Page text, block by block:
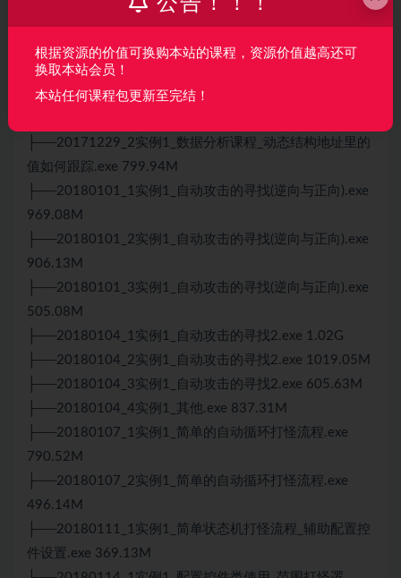
├──20171229_1实例1_上一节课代码错误解答.exe
361.81M
├──20171229_1实例1_数据分析课程_动态结构地址里的
├──20171229_2实例1_数据分析课程_动态结构地址里的
值如何跟踪.exe 799.94M
├──20180101_1实例1_自动攻击的寻找(逆向与正向).exe
969.08M
├──20180101_2实例1_自动攻击的寻找(逆向与正向).exe
906.13M
├──20180101_3实例1_自动攻击的寻找(逆向与正向).exe
505.08M
├──20180104_1实例1_自动攻击的寻找2.exe 1.02G
├──20180104_2实例1_自动攻击的寻找2.exe 1019.05M
├──20180104_3实例1_自动攻击的寻找2.exe 605.63M
├──20180104_4实例1_其他.exe 837.31M
├──20180107_1实例1_简单的自动循环打怪流程.exe
790.52M
├──20180107_2实例1_简单的自动循环打怪流程.exe
496.14M
├──20180111_1实例1_简单状态机打怪流程_辅助配置控
件设置.exe 369.13M
根据资源的价值可换购本站的课程，资源价值越高还可
换取本站会员！
本站任何课程包更新至完结！